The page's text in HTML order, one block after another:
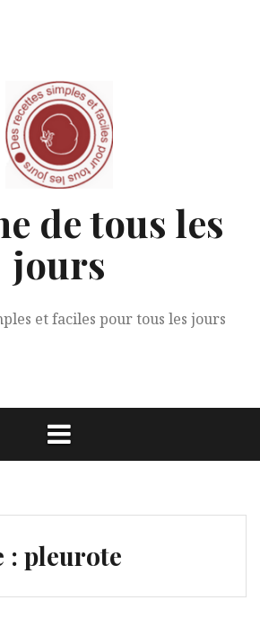
de tous les
jours
et faciles pour tous les jours
: pleurote